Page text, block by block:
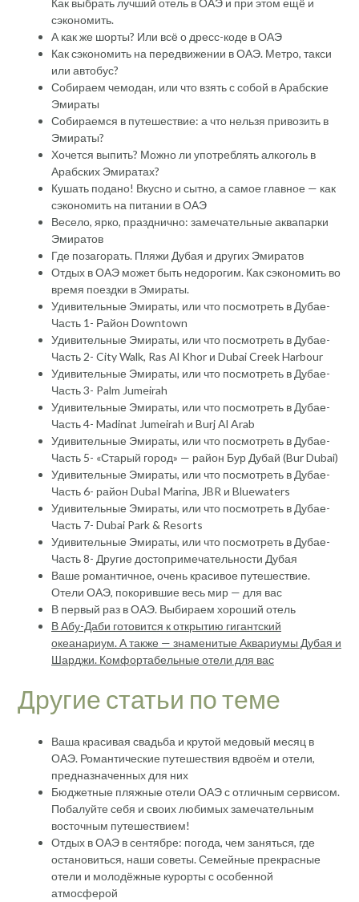
сэкономить.
А как же шорты? Или всё о дресс-коде в ОАЭ
Как сэкономить на передвижении в ОАЭ. Метро, такси
или автобус?
Собираем чемодан, или что взять с собой в Арабские
Эмираты
Собираемся в путешествие: а что нельзя привозить в
Эмираты?
Хочется выпить? Можно ли употреблять алкоголь в
Арабских Эмиратах?
Кушать подано! Вкусно и сытно, а самое главное — как
сэкономить на питании в ОАЭ
Весело, ярко, празднично: замечательные аквапарки
Эмиратов
Где позагорать. Пляжи Дубая и других Эмиратов
Отдых в ОАЭ может быть недорогим. Как сэкономить во
время поездки в Эмираты.
Удивительные Эмираты, или что посмотреть в Дубае-
Часть 1- Район Downtown
Удивительные Эмираты, или что посмотреть в Дубае-
Часть 2- City Walk, Ras Al Khor и Dubai Creek Harbour
Удивительные Эмираты, или что посмотреть в Дубае-
Часть 3- Palm Jumeirah
Удивительные Эмираты, или что посмотреть в Дубае-
Часть 4- Madinat Jumeirah и Burj Al Arab
Удивительные Эмираты, или что посмотреть в Дубае-
Часть 5- «Старый город» — район Бур Дубай (Bur Dubai)
Удивительные Эмираты, или что посмотреть в Дубае-
Часть 6- район DubaI Marina, JBR и Bluewaters
Удивительные Эмираты, или что посмотреть в Дубае-
Часть 7- Dubai Park & Resorts
Удивительные Эмираты, или что посмотреть в Дубае-
Часть 8- Другие достопримечательности Дубая
Ваше романтичное, очень красивое путешествие.
Отели ОАЭ, покорившие весь мир — для вас
В первый раз в ОАЭ. Выбираем хороший отель
В Абу-Даби готовится к открытию гигантский
океанариум. А также — знаменитые Аквариумы Дубая и
Шарджи. Комфортабельные отели для вас
Другие статьи по теме
Ваша красивая свадьба и крутой медовый месяц в
ОАЭ. Романтические путешествия вдвоём и отели,
предназначенных для них
Бюджетные пляжные отели ОАЭ с отличным сервисом.
Побалуйте себя и своих любимых замечательным
восточным путешествием!
Отдых в ОАЭ в сентябре: погода, чем заняться, где
остановиться, наши советы. Семейные прекрасные
отели и молодёжные курорты с особенной
атмосферой